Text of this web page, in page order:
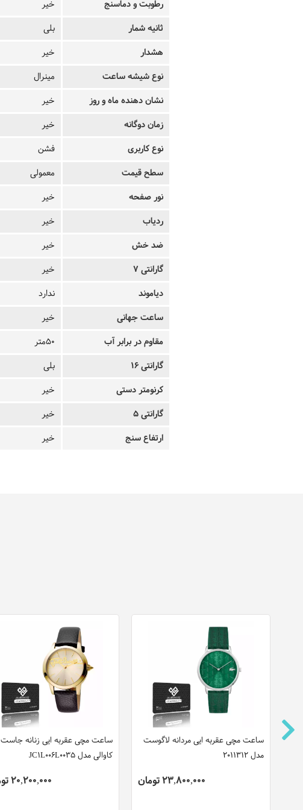
رطوبت و دماسنج
خیر
ثانیه شمار
بلی
هشدار
خیر
نوع شیشه ساعت
مینرال
نشان دهنده ماه و روز
خیر
زمان دوگانه
خیر
نوع کاربری
فشن
سطح قیمت
معمولی
نور صفحه
خیر
ردیاب
خیر
ضد خش
خیر
گارانتی 7
خیر
دیاموند
ندارد
ساعت جهانی
خیر
مقاوم در برابر آب
50متر
گارانتی 16
بلی
کرنومتر دستی
خیر
گارانتی 5
خیر
ارتفاع سنج
خیر
ساعت مچی عقربه ایی زنانه جاست
کاوالی مدل JC1L006L0035
20,200,000 تومان
ساعت مچی عقربه ایی مردانه لاگوست
مدل 2011312
23,800,000 تومان